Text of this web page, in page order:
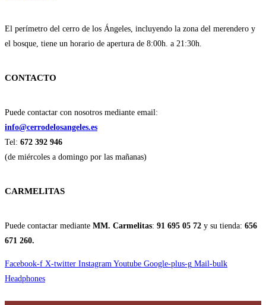
El perímetro del cerro de los Ángeles, incluyendo la zona del merendero y
el bosque, tiene un horario de apertura de 8:00h. a 21:30h.
CONTACTO
Puede contactar con nosotros mediante email:
info@cerrodelosangeles.es
Tel: 672 392 946
(de miércoles a domingo por las mañanas)
CARMELITAS
Puede contactar mediante MM. Carmelitas: 91 695 05 72 y su tienda: 656
671 260.
Facebook-f X-twitter Instagram Youtube Google-plus-g Mail-bulk
Headphones